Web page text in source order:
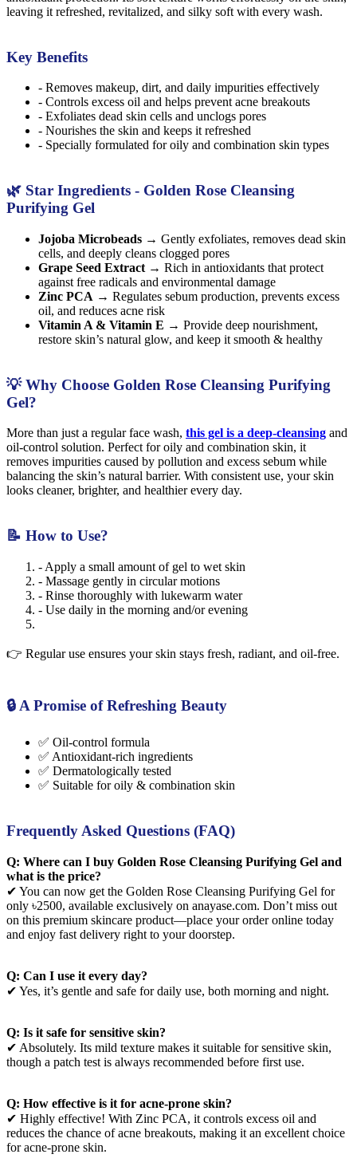
leaving it refreshed, revitalized, and silky soft with every wash.
Key Benefits
- Removes makeup, dirt, and daily impurities effectively
- Controls excess oil and helps prevent acne breakouts
- Exfoliates dead skin cells and unclogs pores
- Nourishes the skin and keeps it refreshed
- Specially formulated for oily and combination skin types
🌿 Star Ingredients - Golden Rose Cleansing
Purifying Gel
Jojoba Microbeads → Gently exfoliates, removes dead skin
cells, and deeply cleans clogged pores
Grape Seed Extract → Rich in antioxidants that protect
against free radicals and environmental damage
Zinc PCA → Regulates sebum production, prevents excess
oil, and reduces acne risk
Vitamin A & Vitamin E → Provide deep nourishment,
restore skin’s natural glow, and keep it smooth & healthy
💡 Why Choose Golden Rose Cleansing Purifying
Gel?
More than just a regular face wash, this gel is a deep-cleansing and
oil-control solution. Perfect for oily and combination skin, it
removes impurities caused by pollution and excess sebum while
balancing the skin’s natural barrier. With consistent use, your skin
looks cleaner, brighter, and healthier every day.
📝 How to Use?
- Apply a small amount of gel to wet skin
- Massage gently in circular motions
- Rinse thoroughly with lukewarm water
- Use daily in the morning and/or evening
👉 Regular use ensures your skin stays fresh, radiant, and oil-free.
🔒 A Promise of Refreshing Beauty
✅ Oil-control formula
✅ Antioxidant-rich ingredients
✅ Dermatologically tested
✅ Suitable for oily & combination skin
Frequently Asked Questions (FAQ)
Q: Where can I buy Golden Rose Cleansing Purifying Gel and
what is the price?
✔ You can now get the Golden Rose Cleansing Purifying Gel for
only ৳2500, available exclusively on anayase.com. Don’t miss out
on this premium skincare product—place your order online today
and enjoy fast delivery right to your doorstep.
Q: Can I use it every day?
✔ Yes, it’s gentle and safe for daily use, both morning and night.
Q: Is it safe for sensitive skin?
✔ Absolutely. Its mild texture makes it suitable for sensitive skin,
though a patch test is always recommended before first use.
Q: How effective is it for acne-prone skin?
✔ Highly effective! With Zinc PCA, it controls excess oil and
reduces the chance of acne breakouts, making it an excellent choice
for acne-prone skin.